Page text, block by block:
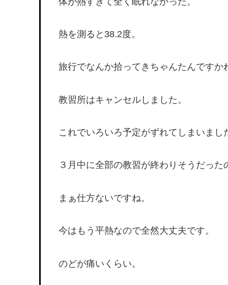
熱を測ると38.2度。
旅行でなんか拾ってきちゃんたんですか
教習所はキャンセルしました。
これでいろいろ予定がずれてしまいま
３月中に全部の教習が終わりそうだっ
まぁ仕方ないですね。
今はもう平熱なので全然大丈夫です。
のどが痛いくらい。